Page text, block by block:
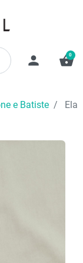
person shopping_basket
0
e Batiste